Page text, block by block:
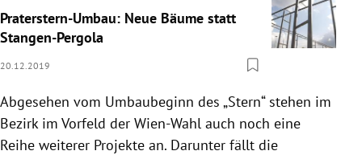
Praterstern-Umbau: Neue Bäume statt
Stangen-Pergola
20.12.2019
Abgesehen vom Umbaubeginn des „Stern“ stehen im
Bezirk im Vorfeld der Wien-Wahl auch noch eine
Reihe weiterer Projekte an. Darunter fällt die